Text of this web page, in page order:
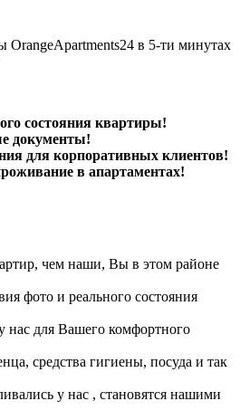
в 5-ти минутах
состояния квартиры!
документы!
для корпоративных клиентов!
в апартаментах!
чем наши, Вы в этом районе
фото и реального состояния
нас для Вашего комфортного
средства гигиены, посуда и так
у нас , становятся нашими